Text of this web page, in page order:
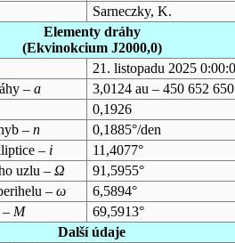
Sarneczky, K.
Elementy dráhy
(Ekvinokcium J2000,0)
21. listopadu 2025
– a
3,0124 au – 450 652
0,1926
– n
0,1885°/den
– i
11,4077°
uzlu – Ω
91,5955°
– ω
6,5894°
– M
69,5913°
Další údaje